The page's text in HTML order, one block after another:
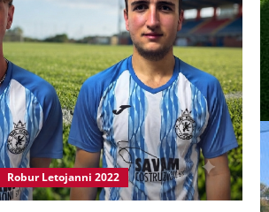
Robur Letojanni 2022